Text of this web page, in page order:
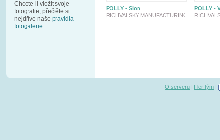
Chcete-li vložit svoje
fotografie, přečtěte si
nejdříve naše pravidla
fotogalerie.
POLLY - Slon
RICHVALSKY MANUFACTURING
POLLY -
O serveru | Fler tým |